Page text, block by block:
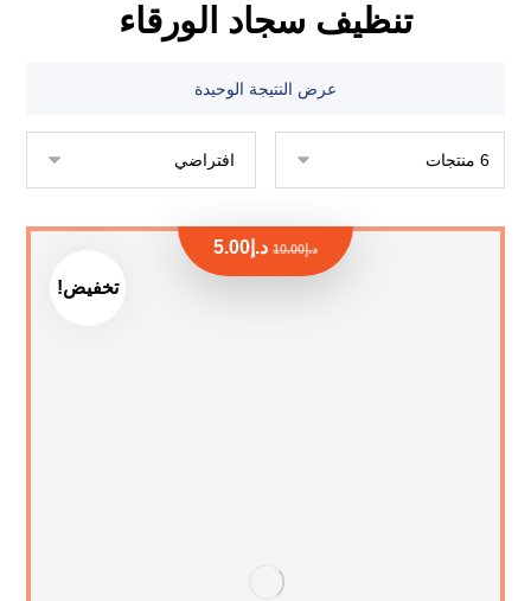
تنظيف سجاد الورقاء
عرض النتيجة الوحيدة
تخفيض!
د.إ10.00 د.إ 5.00